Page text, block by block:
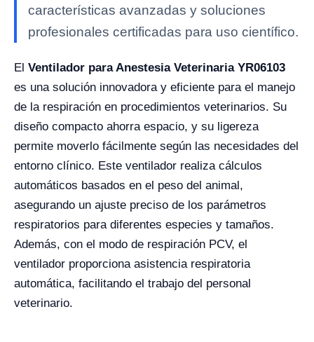
características avanzadas y soluciones
profesionales certificadas para uso científico.
El Ventilador para Anestesia Veterinaria YR06103
es una solución innovadora y eficiente para el manejo
de la respiración en procedimientos veterinarios. Su
diseño compacto ahorra espacio, y su ligereza
permite moverlo fácilmente según las necesidades del
entorno clínico. Este ventilador realiza cálculos
automáticos basados en el peso del animal,
asegurando un ajuste preciso de los parámetros
respiratorios para diferentes especies y tamaños.
Además, con el modo de respiración PCV, el
ventilador proporciona asistencia respiratoria
automática, facilitando el trabajo del personal
veterinario.